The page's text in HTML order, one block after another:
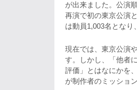
が出来ました。公演
再演で初の東京公演
は動員1,003名となり
現在では、東京公演
す。しかし、「他者
評価」とはなにかを
が制作者のミッショ